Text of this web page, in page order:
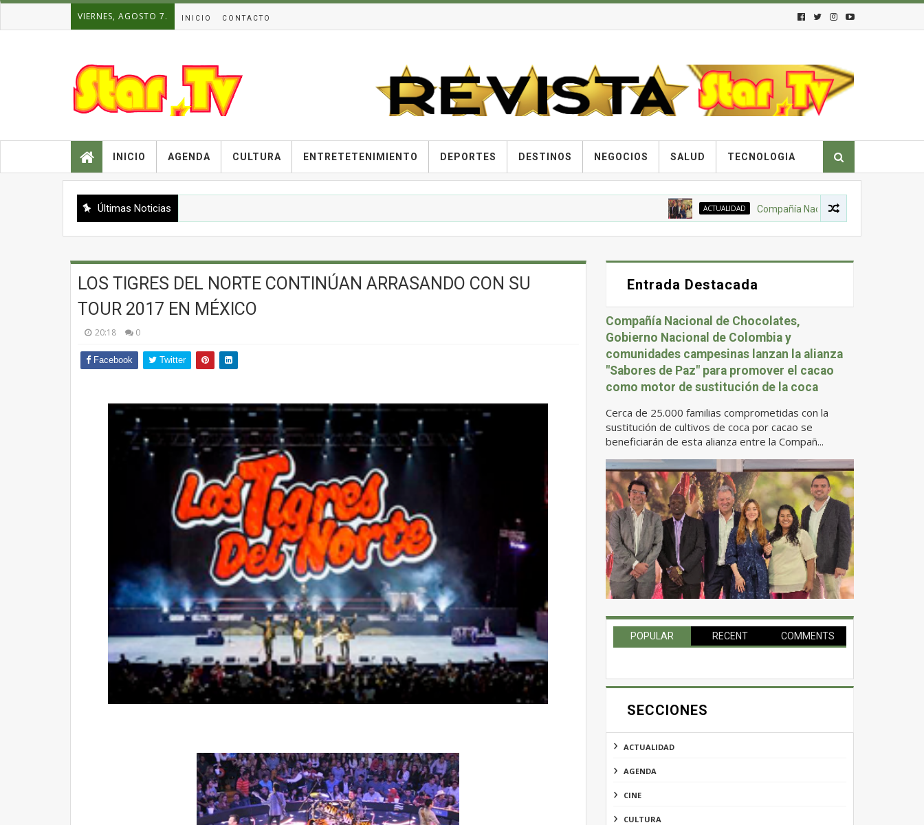
VIERNES, AGOSTO 7. INICIO CONTACTO
INICIO AGENDA CULTURA ENTRETETENIMIENTO DEPORTES DESTINOS NEGOCIOS SALUD TECNOLOGIA
Últimas Noticias ACTUALIDAD Compañía Nacional de Chocolates, Gobierno
LOS TIGRES DEL NORTE CONTINÚAN ARRASANDO CON SU
TOUR 2017 EN MÉXICO
20:18 0
Facebook Twitter
Entrada Destacada
Compañía Nacional de Chocolates,
Gobierno Nacional de Colombia y
comunidades campesinas lanzan la alianza
"Sabores de Paz" para promover el cacao
como motor de sustitución de la coca
Cerca de 25.000 familias comprometidas con la
sustitución de cultivos de coca por cacao se
beneficiarán de esta alianza entre la Compañ...
POPULAR RECENT COMMENTS
SECCIONES
ACTUALIDAD
AGENDA
CINE
CULTURA